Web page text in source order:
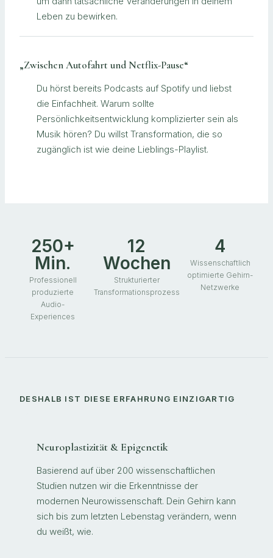
Leben zu bewirken.
„Zwischen Autofahrt und Netflix-Pause“
Du hörst bereits Podcasts auf Spotify und liebst
die Einfachheit. Warum sollte
Persönlichkeitsentwicklung komplizierter sein als
Musik hören? Du willst Transformation, die so
zugänglich ist wie deine Lieblings-Playlist.
250+
Min.
Professionell
produzierte
Audio-
Experiences
12
Wochen
Strukturierter
Transformationsprozess
4
Wissenschaftlich
optimierte Gehirn-
Netzwerke
DESHALB IST DIESE ERFAHRUNG EINZIGARTIG
Neuroplastizität & Epigenetik
Basierend auf über 200 wissenschaftlichen
Studien nutzen wir die Erkenntnisse der
modernen Neurowissenschaft. Dein Gehirn kann
sich bis zum letzten Lebenstag verändern, wenn
du weißt, wie.